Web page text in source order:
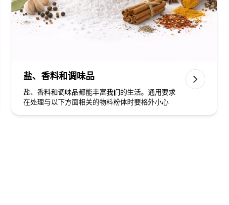
盐、香料和调味品
盐、香料和调味品都能丰富我们的生活。通用要求
在处理与以下方面相关的物料粉体时要格外小心